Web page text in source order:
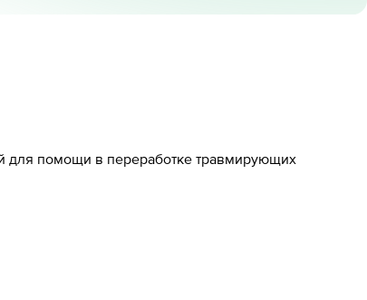
для помощи в переработке травмирующих